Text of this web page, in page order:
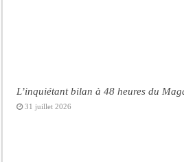
L’inquiétant bilan à 48 heures du
31 juillet 2026